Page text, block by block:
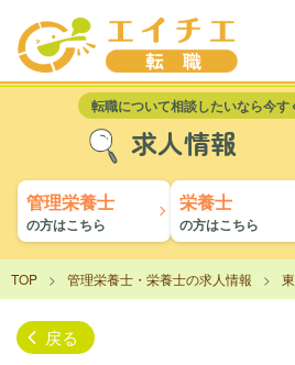
転職について相談したいなら今す
求人情報
管理栄養士
の方はこちら
栄養士
の方はこちら
TOP 管理栄養士・栄養士の求人情報
戻る